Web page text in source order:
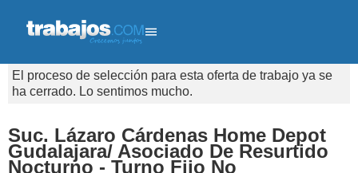
El proceso de selección para esta oferta de trabajo ya se
ha cerrado. Lo sentimos mucho.
Suc. Lázaro Cárdenas Home Depot
Gudalajara/ Asociado De Resurtido
Nocturno - Turno Fijo No